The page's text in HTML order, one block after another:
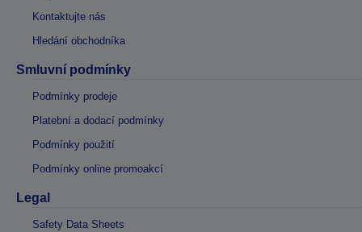
Kontaktujte nás
Hledání obchodníka
Smluvní podmínky
Podmínky prodeje
Platební a dodací podmínky
Podmínky použití
Podmínky online promoakcí
Legal
Safety Data Sheets